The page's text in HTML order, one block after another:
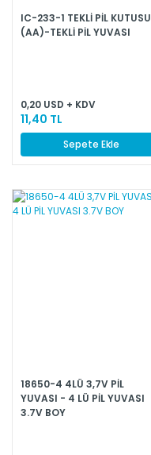
IC-233-1 TEKLİ PİL KUTUSU
(AA)-TEKLİ PİL YUVASI
0,20 USD + KDV
11,40 TL
Sepete Ekle
18650-4 4LÜ 3,7V PİL
YUVASI - 4 LÜ PİL YUVASI
3.7V BOY